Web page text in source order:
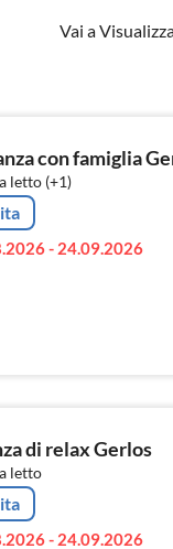
Vai a
con famiglia
letto (+1)
- 24.09.2026
di relax Gerlos
letto
- 24.09.2026